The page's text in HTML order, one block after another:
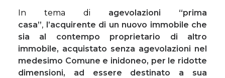
In tema di agevolazioni “prima
casa”, l’acquirente di un nuovo immobile che
sia al contempo proprietario di altro
immobile, acquistato senza agevolazioni nel
medesimo Comune e inidoneo, per le ridotte
dimensioni, ad essere destinato a sua